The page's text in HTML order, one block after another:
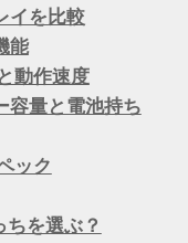
イを比較
能
動作速度
容量と電池持ち
ック
を選ぶ？